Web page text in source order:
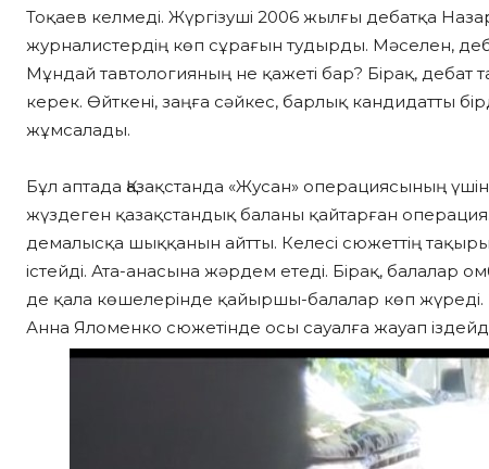
Тоқаев келмеді. Жүргізуші 2006 жылғы дебатқа
журналистердің көп сұрағын тудырды. Мәселен,
Мұндай тавтологияның не қажеті бар? Бірақ,
керек. Өйткені, заңға сәйкес, барлық кандидатты
жұмсалады.
Бұл аптада Қазақстанда «Жусан» операциясының
жүздеген қазақстандық баланы қайтарған
демалысқа шыққанын айтты. Келесі сюжеттің
істейді. Ата-анасына жәрдем етеді. Бірақ, балалар
де қала көшелерінде қайыршы-балалар көп жүреді.
Анна Яломенко сюжетінде осы сауалға жауап